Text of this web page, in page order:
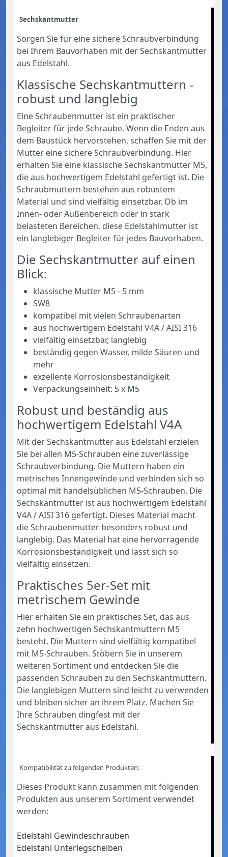
Sechskantmutter
Sorgen Sie für eine sichere Schraubverbindung
bei Ihrem Bauvorhaben mit der Sechskantmutter
aus Edelstahl.
Klassische Sechskantmuttern -
robust und langlebig
Eine Schraubenmutter ist ein praktischer
Begleiter für jede Schraube. Wenn die Enden aus
dem Baustück hervorstehen, schaffen Sie mit der
Mutter eine sichere Schraubverbindung. Hier
erhalten Sie eine klassische Sechskantmutter M5,
die aus hochwertigem Edelstahl gefertigt ist. Die
Schraubmuttern bestehen aus robustem
Material und sind vielfältig einsetzbar. Ob im
Innen- oder Außenbereich oder in stark
belasteten Bereichen, diese Edelstahlmutter ist
ein langlebiger Begleiter für jedes Bauvorhaben.
Die Sechskantmutter auf einen
Blick:
klassische Mutter M5 - 5 mm
SW8
kompatibel mit vielen Schraubenarten
aus hochwertigem Edelstahl V4A / AISI 316
vielfältig einsetzbar, langlebig
beständig gegen Wasser, milde Säuren und
mehr
exzellente Korrosionsbeständigkeit
Verpackungseinheit: 5 x M5
Robust und beständig aus
hochwertigem Edelstahl V4A
Mit der Sechskantmutter aus Edelstahl erzielen
Sie bei allen M5-Schrauben eine zuverlässige
Schraubverbindung. Die Muttern haben ein
metrisches Innengewinde und verbinden sich so
optimal mit handelsüblichen M5-Schrauben. Die
Sechskantmutter ist aus hochwertigem Edelstahl
V4A / AISI 316 gefertigt. Dieses Material macht
die Schraubenmutter besonders robust und
langlebig. Das Material hat eine hervorragende
Korrosionsbeständigkeit und lässt sich so
vielfältig einsetzen.
Praktisches 5er-Set mit
metrischem Gewinde
Hier erhalten Sie ein praktisches Set, das aus
zehn hochwertigen Sechskantmuttern M5
besteht. Die Muttern sind vielfältig kompatibel
mit M5-Schrauben. Stöbern Sie in unserem
weiteren Sortiment und entdecken Sie die
passenden Schrauben zu den Sechskantmuttern.
Die langlebigen Muttern sind leicht zu verwenden
und bleiben sicher an ihrem Platz. Machen Sie
Ihre Schrauben dingfest mit der
Sechskantmutter aus Edelstahl.
Kompatibilität zu folgenden Produkten:
Dieses Produkt kann zusammen mit folgenden
Produkten aus unserem Sortiment verwendet
werden:
Edelstahl Gewindeschrauben
Edelstahl Unterlegscheiben